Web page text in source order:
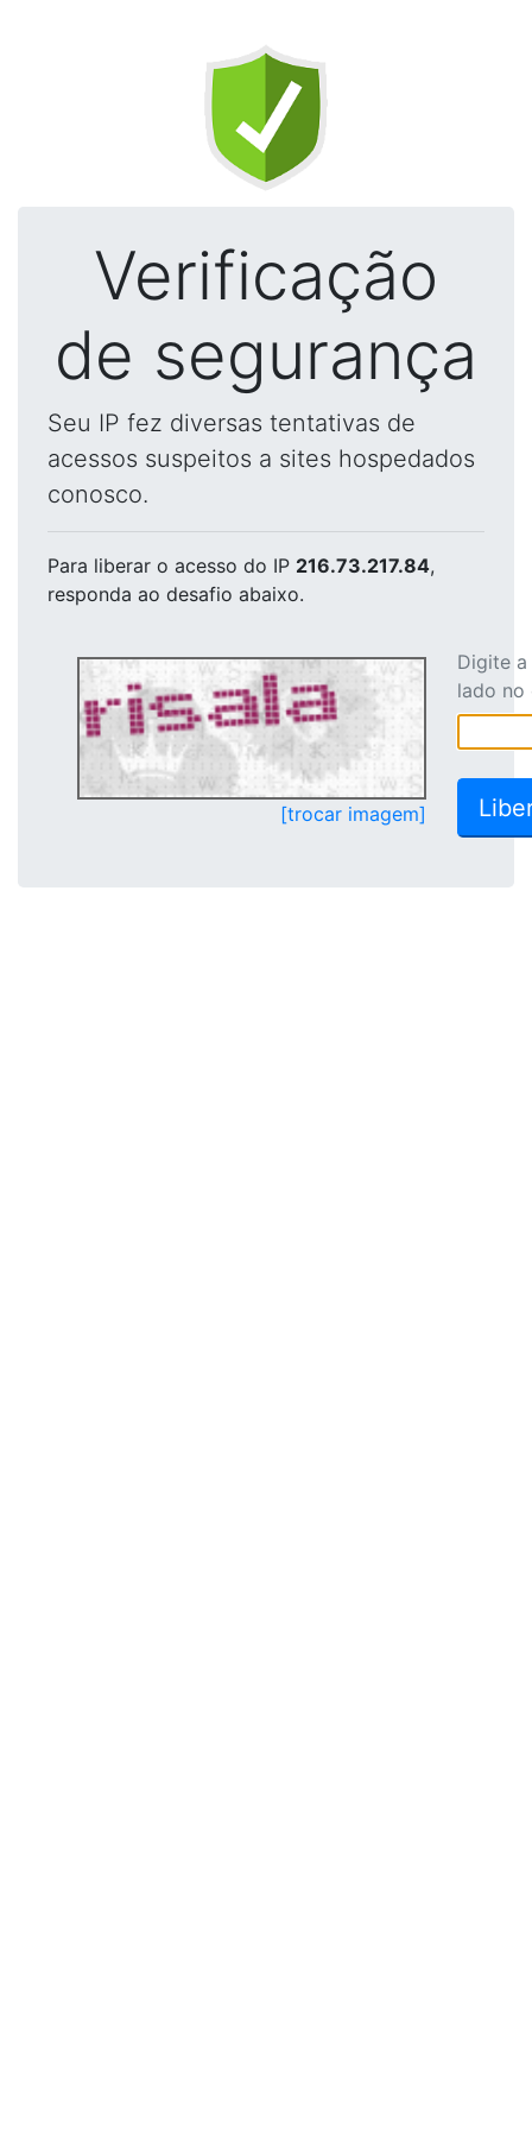
Verificação
de segurança
Seu IP fez diversas tentativas de
acessos suspeitos a sites hospedados
conosco.
Para liberar o acesso do IP 216.73.217.84,
responda ao desafio abaixo.
[trocar imagem]
Digite
lado no